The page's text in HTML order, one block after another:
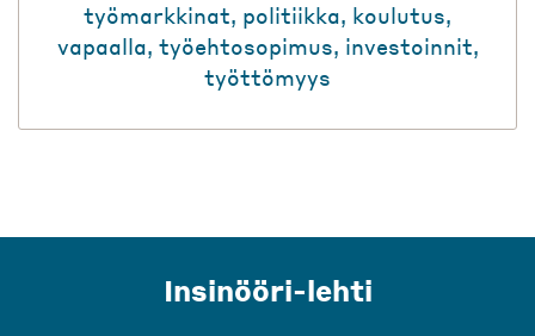
työmarkkinat, politiikka, koulutus,
vapaalla, työehtosopimus, investoinnit,
työttömyys
Insinööri-lehti